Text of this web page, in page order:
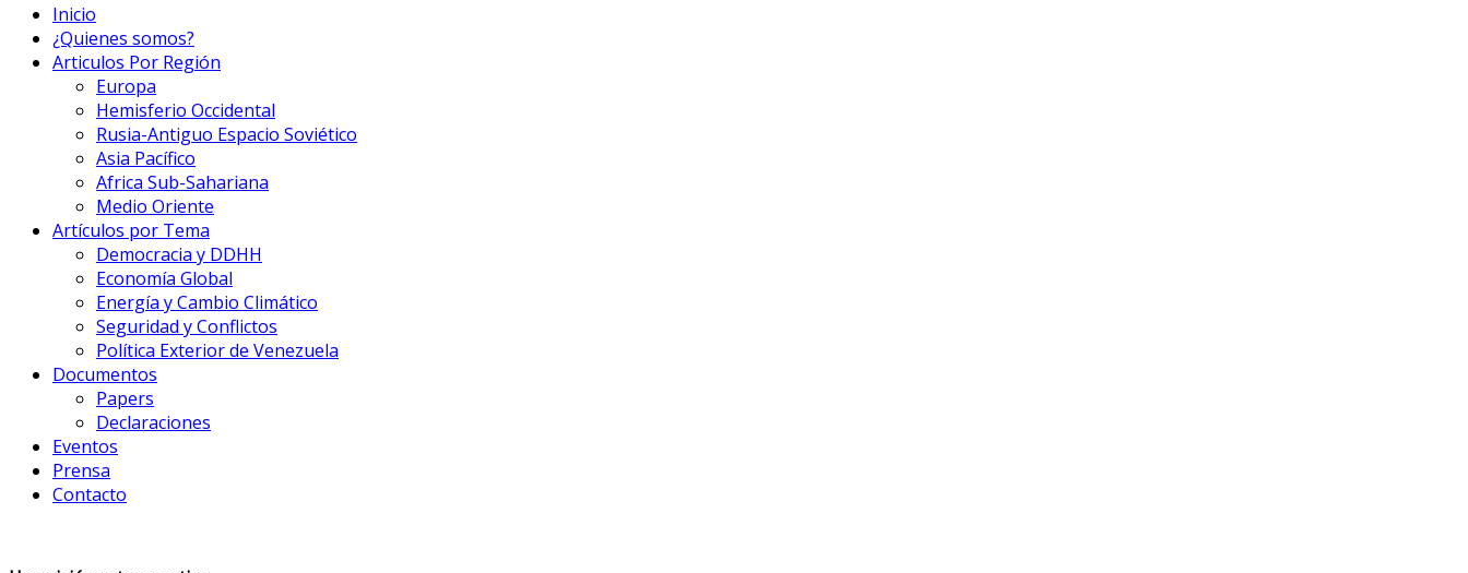
Inicio
¿Quienes somos?
Articulos Por Región
Europa
Hemisferio Occidental
Rusia-Antiguo Espacio Soviético
Asia Pacífico
Africa Sub-Sahariana
Medio Oriente
Artículos por Tema
Democracia y DDHH
Economía Global
Energía y Cambio Climático
Seguridad y Conflictos
Política Exterior de Venezuela
Documentos
Papers
Declaraciones
Eventos
Prensa
Contacto